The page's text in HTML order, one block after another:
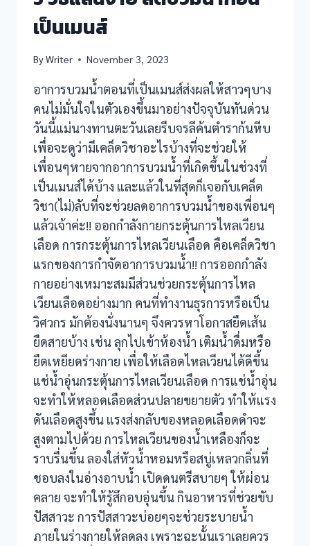
เป็นเมนส์
ByWriter November 3, 2023
อาการบวมน้ำตอนที่เป็นเมนส์ส่งผลให้สาวๆบาง
คนไม่มั่นใจในตัวเองขึ้นมาอย่างปัจจุบันทันด่วน
วันนี้แม่นางทานตะวันเลยรีบจรลีค้นตำราก้นหีบ
เพื่อจะดูว่ามีเคล็ดวิชาอะไรบ้างที่จะช่วยให้
เพื่อนๆหายจากอาการบวมน้ำที่เกิดขึ้นในช่วงที่
เป็นเมนส์ได้บ้าง และแล้วในที่สุดก็เจอกับเคล็ด
วิชา(ไม่)ลับที่จะช่วยลดอาการบวมน้ำของเพื่อนๆ
แล้วเจ้าค่ะ!! ออกกำลังกายกระตุ้นการไหลเวียน
เลือด การกระตุ้นการไหลเวียนเลือด คือเคล็ดวิชา
แรกของการกำจัดอาการบวมน้ำ!! การออกกำลัง
กายอย่างเหมาะสมมีส่วนช่วยกระตุ้นการไหล
เวียนเลือดอย่างมาก คนที่ทำงานธุรการหรือเป็น
วิศวกร มักต้องนั่งนานๆ จึงควรหาโอกาสยืดเส้น
ยืดสายบ้าง เช่น ลุกไปเข้าห้องน้ำ เติมน้ำดื่มหรือ
ยืดเหยียดร่างกาย เพื่อให้เลือดไหลเวียนได้ดีขึ้น
แช่น้ำอุ่นกระตุ้นการไหลเวียนเลือด การแช่น้ำอุ่น
จะทำให้หลอดเลือดส่วนปลายขยายตัว ทำให้แรง
ดันเลือดสูงขึ้น แรงส่งกลับของหลอดเลือดดำจะ
สูงตามไปด้วย การไหลเวียนของน้ำเหลืองก็จะ
ราบรื่นขึ้น ลองใส่หัวน้ำหอมหรือสบู่เหลวกลิ่นที่
ชอบลงในอ่างอาบน้ำ เปิดดนตรีสบายๆ ให้ผ่อน
คลาย จะทำให้รู้สึกอบอุ่นขึ้น กินอาหารที่ช่วยขับ
ปัสสาวะ การปัสสาวะบ่อยๆจะช่วยระบายน้ำ
ภายในร่างกายให้ลดลง เพราะฉะนั้นเราเลยควร